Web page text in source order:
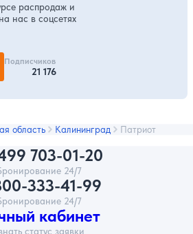
распродаж и
нас в соцсетях
Подписчиков
21 176
область Калининград Патриот
703-01-20
24/7
333-41-99
24/7
кабинет
статус заявки